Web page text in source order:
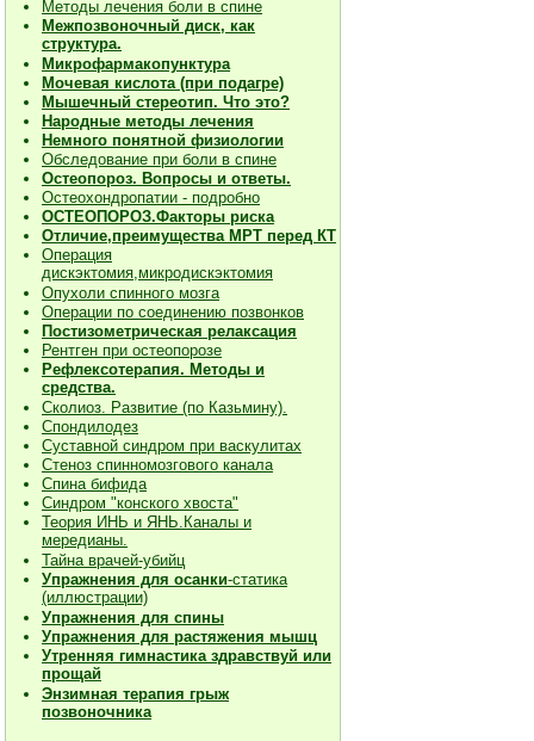
Методы лечения боли в спине
Межпозвоночный диск, как
структура.
Микрофармакопунктура
Мочевая кислота (при подагре)
Мышечный стереотип. Что это?
Народные методы лечения
Немного понятной физиологии
Обследование при боли в спине
Остеопороз. Вопросы и ответы.
Остеохондропатии - подробно
ОСТЕОПОРОЗ.Факторы риска
Отличие,преимущества МРТ перед КТ
Операция
дискэктомия,микродискэктомия
Опухоли спинного мозга
Операции по соединению позвонков
Постизометрическая релаксация
Рентген при остеопорозе
Рефлексотерапия. Методы и
средства.
Сколиоз. Развитие (по Казьмину).
Спондилодез
Суставной синдром при васкулитах
Стеноз спинномозгового канала
Спина бифида
Синдром "конского хвоста"
Теория ИНЬ и ЯНЬ.Каналы и
мередианы.
Тайна врачей-убийц
Упражнения для осанки-статика
(иллюстрации)
Упражнения для спины
Упражнения для растяжения мышц
Утренняя гимнастика здравствуй или
прощай
Энзимная терапия грыж
позвоночника